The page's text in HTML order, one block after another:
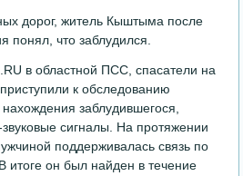
дорог, житель Кыштыма после
понял, что заблудился.
в областной ПСС, спасатели на
к обследованию
заблудившегося,
сигналы. На протяжении
поддерживалась связь по
итоге он был найден в течение